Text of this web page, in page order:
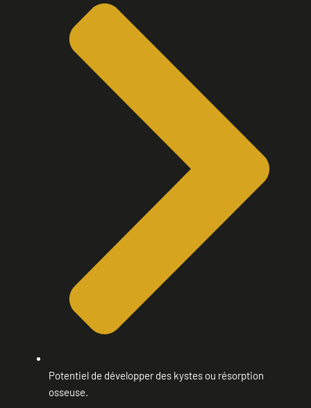
Potentiel de développer des kystes ou résorption
osseuse.